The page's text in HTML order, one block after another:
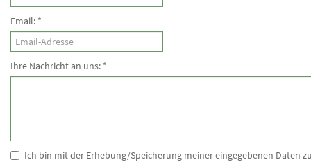
Email: *
Ihre Nachricht an uns: *
Ich bin mit der Erhebung/Speicherung meiner eingegebenen Daten